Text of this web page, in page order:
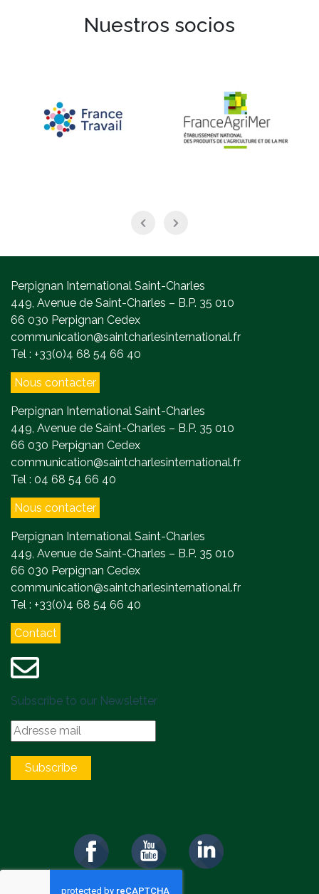
Nuestros socios
Perpignan International Saint-Charles
449, Avenue de Saint-Charles – B.P. 35 010
66 030 Perpignan Cedex
communication@saintcharlesinternational.fr
Tel : +33(0)4 68 54 66 40
Nous contacter
Perpignan International Saint-Charles
449, Avenue de Saint-Charles – B.P. 35 010
66 030 Perpignan Cedex
communication@saintcharlesinternational.fr
Tel : 04 68 54 66 40
Nous contacter
Perpignan International Saint-Charles
449, Avenue de Saint-Charles – B.P. 35 010
66 030 Perpignan Cedex
communication@saintcharlesinternational.fr
Tel : +33(0)4 68 54 66 40
Contact
Subscribe to our Newsletter
Subscribe